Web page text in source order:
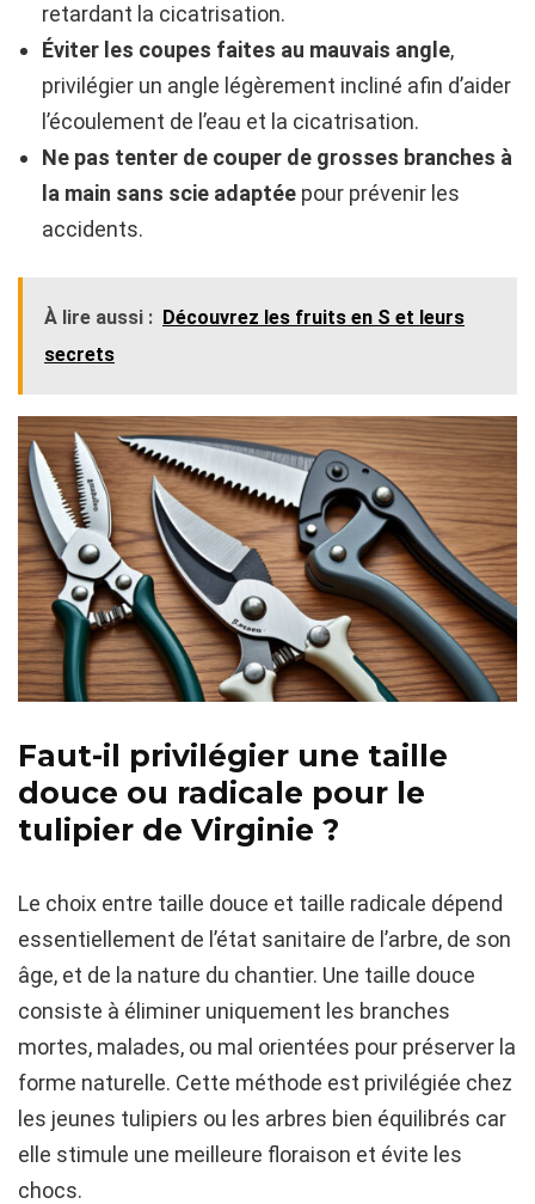
retardant la cicatrisation.
Éviter les coupes faites au mauvais angle,
privilégier un angle légèrement incliné afin d’aider
l’écoulement de l’eau et la cicatrisation.
Ne pas tenter de couper de grosses branches à
la main sans scie adaptée pour prévenir les
accidents.
À lire aussi : Découvrez les fruits en S et leurs
secrets
Faut-il privilégier une taille
douce ou radicale pour le
tulipier de Virginie ?
Le choix entre taille douce et taille radicale dépend
essentiellement de l’état sanitaire de l’arbre, de son
âge, et de la nature du chantier. Une taille douce
consiste à éliminer uniquement les branches
mortes, malades, ou mal orientées pour préserver la
forme naturelle. Cette méthode est privilégiée chez
les jeunes tulipiers ou les arbres bien équilibrés car
elle stimule une meilleure floraison et évite les
chocs.